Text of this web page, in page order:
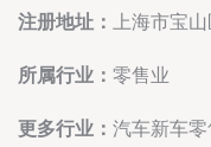
注册地址： 上海市宝
所属行业： 零售业
更多行业： 汽车新车